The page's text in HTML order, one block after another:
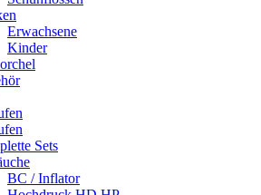
Erwachsene
Kinder
Sets
BC / Inflator